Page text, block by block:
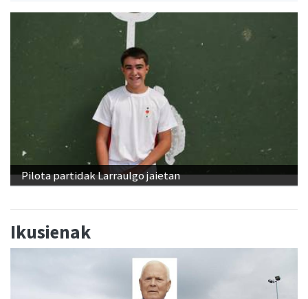
Pilota partidak Larraulgo jaietan
Ikusienak